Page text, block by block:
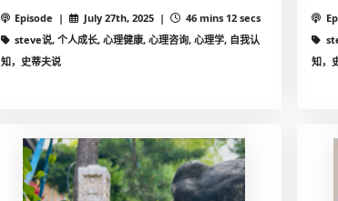
Episode | July 27th, 2025 |
46 mins 12 secs
steve说, 个人成长, 心理健康, 心理咨询, 心理学, 自我认
知，史蒂夫说
知，